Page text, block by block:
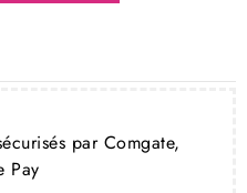
par Comgate,
Pay